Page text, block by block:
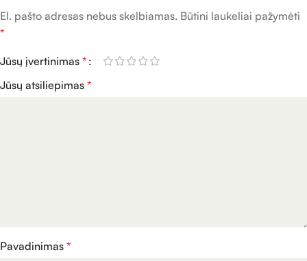
El. pašto adresas nebus skelbiamas. Būtini laukeliai pažymėti
*
Jūsų įvertinimas *
Jūsų atsiliepimas *
Pavadinimas *